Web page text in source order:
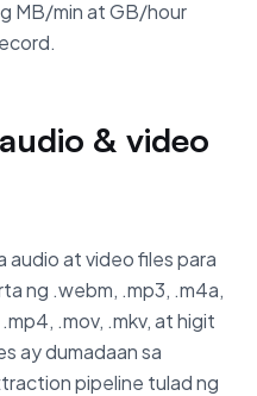
MB/min at GB/hour
& video
audio at video files para
ng .webm, .mp3, .m4a,
.mov, .mkv, at higit
ay dumadaan sa
pipeline tulad ng